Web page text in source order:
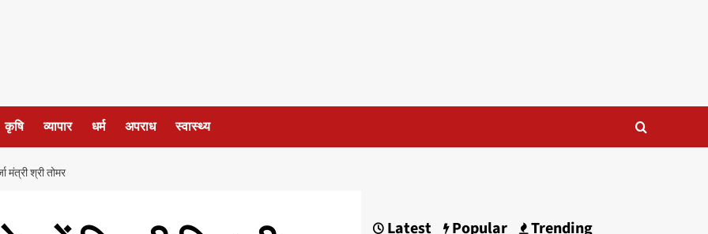
कृषि व्यापार धर्म अपराध स्वास्थ्य
मंत्री श्री तोमर
Latest Popular Trending